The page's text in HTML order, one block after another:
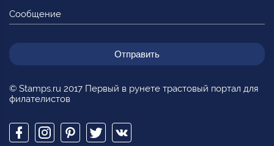
© Stamps.ru 2017 Первый в рунете трастовый портал для
филателистов
Сообщение